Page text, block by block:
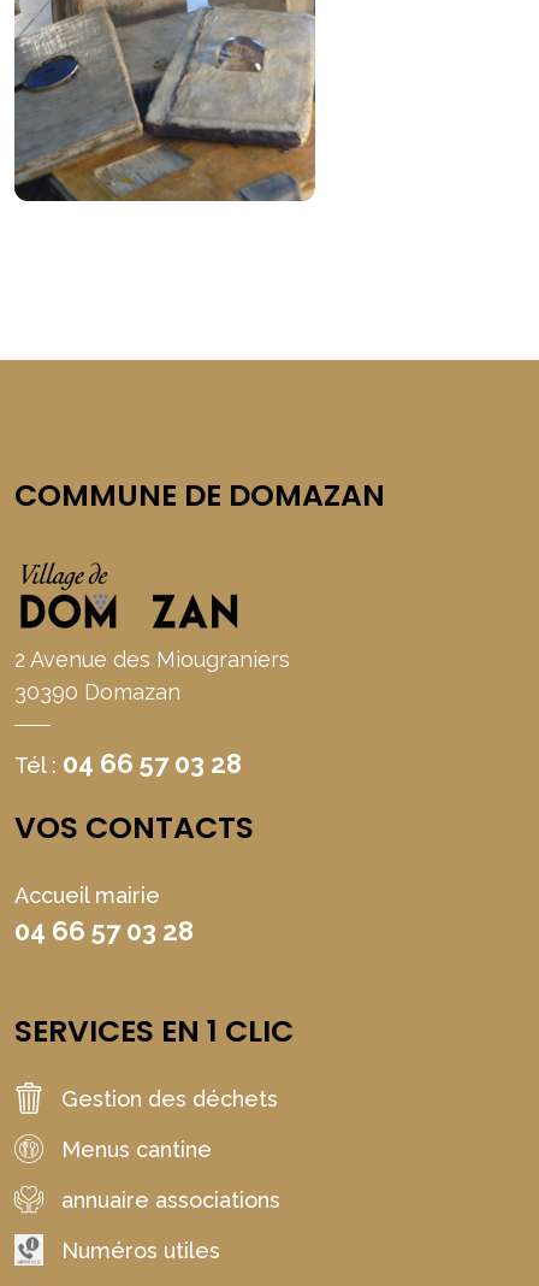
COMMUNE DE DOMAZAN
2 Avenue des Miougraniers
30390 Domazan
Tél : 04 66 57 03 28
VOS CONTACTS
Accueil mairie
04 66 57 03 28
SERVICES EN 1 CLIC
Gestion des déchets
Menus cantine
annuaire associations
Numéros utiles